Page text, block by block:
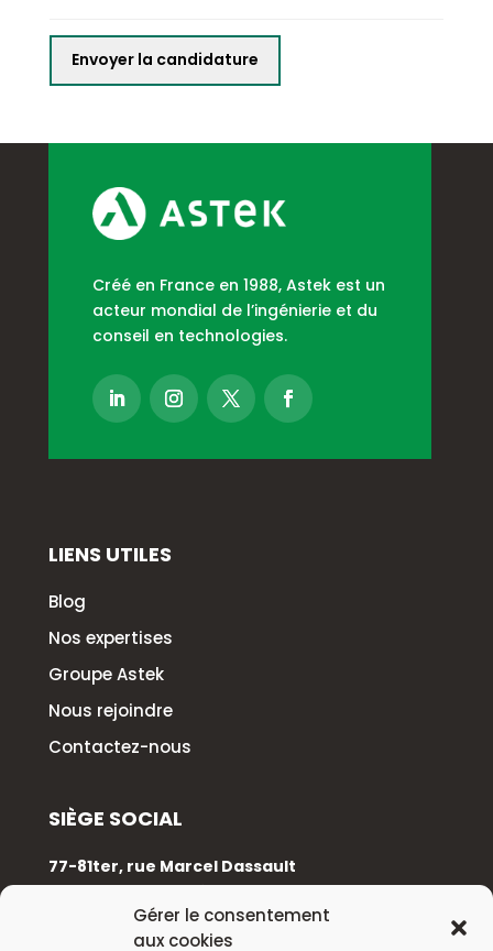
Gérer le consentement
aux cookies
Créé en France en 1988, Astek est un
acteur mondial de l’ingénierie et du
conseil en technologies.
LIENS UTILES
Blog
Nos expertises
Groupe Astek
Nous rejoindre
Contactez-nous
SIÈGE SOCIAL
77-81ter, rue Marcel Dassault
92100 Boulogne-Billancourt